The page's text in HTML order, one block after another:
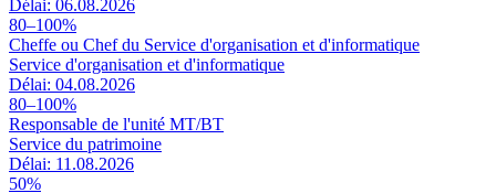
Délai: 06.08.2026
80–100%
Cheffe ou Chef du Service d'organisation et d'informatique
Service d'organisation et d'informatique
Délai: 04.08.2026
80–100%
Responsable de l'unité MT/BT
Service du patrimoine
Délai: 11.08.2026
50%